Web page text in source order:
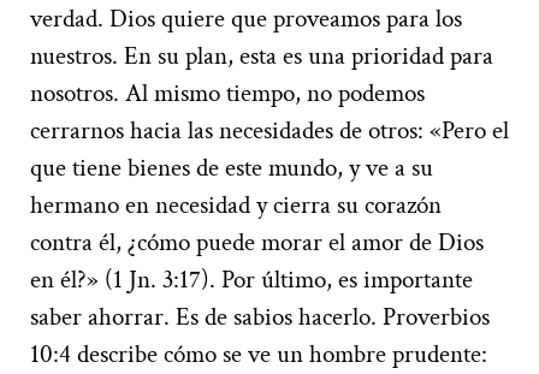
verdad. Dios quiere que proveamos para los
nuestros. En su plan, esta es una prioridad para
nosotros. Al mismo tiempo, no podemos
cerrarnos hacia las necesidades de otros: «Pero el
que tiene bienes de este mundo, y ve a su
hermano en necesidad y cierra su corazón
contra él, ¿cómo puede morar el amor de Dios
en él?» (1 Jn. 3:17). Por último, es importante
saber ahorrar. Es de sabios hacerlo. Proverbios
10:4 describe cómo se ve un hombre prudente: